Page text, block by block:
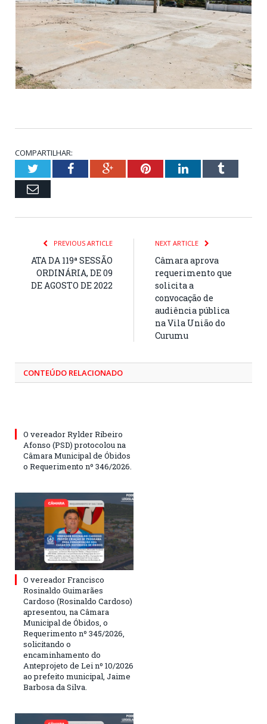
COMPARTILHAR:
TwitterFacebookGoogle+PinterestLinkedInTumblr
Email
PREVIOUS ARTICLE
ATA DA 119ª SESSÃO
ORDINÁRIA, DE 09
DE AGOSTO DE 2022
NEXT ARTICLE
Câmara aprova
requerimento que
solicita a
convocação de
audiência pública
na Vila União do
Curumu
CONTEÚDO RELACIONADO
O vereador Rylder Ribeiro
Afonso (PSD) protocolou na
Câmara Municipal de Óbidos
o Requerimento nº 346/2026.
O vereador Francisco
Rosinaldo Guimarães
Cardoso (Rosinaldo Cardoso)
apresentou, na Câmara
Municipal de Óbidos, o
Requerimento nº 345/2026,
solicitando o
encaminhamento do
Anteprojeto de Lei nº 10/2026
ao prefeito municipal, Jaime
Barbosa da Silva.